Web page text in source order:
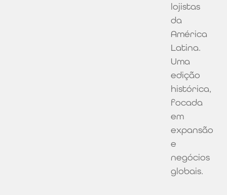
lojistas
da
América
Latina.
Uma
edição
histórica,
focada
em
expansão
e
negócios
globais.